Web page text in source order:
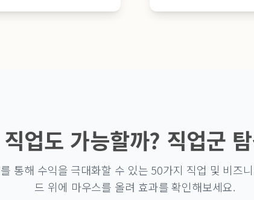
업도 가능할까? 직업군
통해 수익을 극대화할 수 있는 50가지 직업 및 비즈
드 위에 마우스를 올려 효과를 확인해보세요.